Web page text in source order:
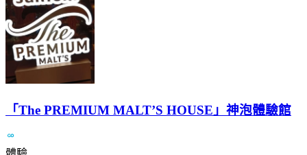
「The PREMIUM MALT’S HOUSE」神泡體驗館